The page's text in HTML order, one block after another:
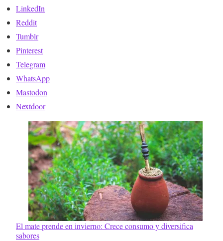
LinkedIn
Reddit
Tumblr
Pinterest
Telegram
WhatsApp
Mastodon
Nextdoor
El mate prende en invierno: Crece consumo y diversifica
sabores